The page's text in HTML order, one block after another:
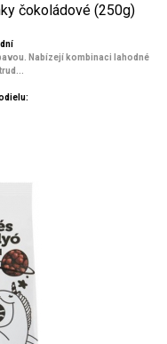
čokoládové (250g)
Nabízejí kombinaci lahodné